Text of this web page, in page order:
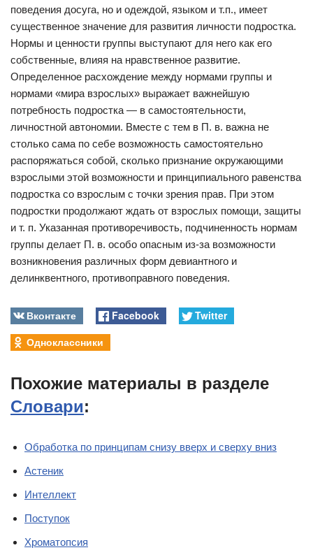
поведения досуга, но и одеждой, языком и т.п., имеет
существенное значение для развития личности подростка.
Нормы и ценности группы выступают для него как его
собственные, влияя на нравственное развитие.
Определенное расхождение между нормами группы и
нормами «мира взрослых» выражает важнейшую
потребность подростка — в самостоятельности,
личностной автономии. Вместе с тем в П. в. важна не
столько сама по себе возможность самостоятельно
распоряжаться собой, сколько признание окружающими
взрослыми этой возможности и принципиального равенства
подростка со взрослым с точки зрения прав. При этом
подростки продолжают ждать от взрослых помощи, защиты
и т. п. Указанная противоречивость, подчиненность нормам
группы делает П. в. особо опасным из-за возможности
возникновения различных форм девиантного и
делинквентного, противоправного поведения.
Вконтакте Facebook
Twitter
Одноклассники
Похожие материалы в разделе
Словари:
Обработка по принципам снизу вверх и сверху вниз
Астеник
Интеллект
Поступок
Хроматопсия